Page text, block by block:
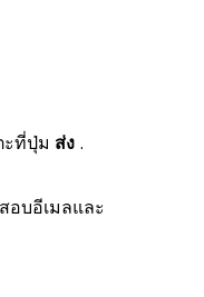
ะที่ปุ่ม ส่ง .
อบอีเมลและ